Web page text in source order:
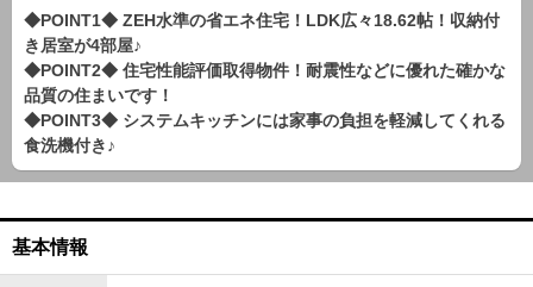
◆POINT1◆ ZEH水準の省エネ住宅！LDK広々18.62帖！収納付
き居室が4部屋♪
◆POINT2◆ 住宅性能評価取得物件！耐震性などに優れた確かな
品質の住まいです！
◆POINT3◆ システムキッチンには家事の負担を軽減してくれる
食洗機付き♪
基本情報